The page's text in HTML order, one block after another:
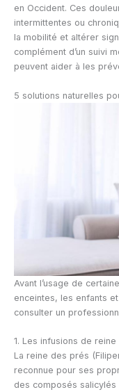
en Occident. Ces
intermittentes ou
la mobilité et altérer
complément d’un suivi
peuvent aider à les
5 solutions naturelles
Avant l’usage de
enceintes, les enfants
consulter un
1. Les infusions de
La reine des prés
reconnue pour ses
des composés salicylés